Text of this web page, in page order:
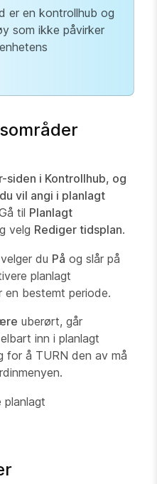
er en kontrollhub og
som ikke påvirker
siden i Kontrollhub, og
vil angi i planlagt
til Planlagt
velg Rediger tidsplan.
du På og slår på
planlagt
en bestemt periode.
uberørt, går
inn i planlagt
for å TURN den av må
planlagt